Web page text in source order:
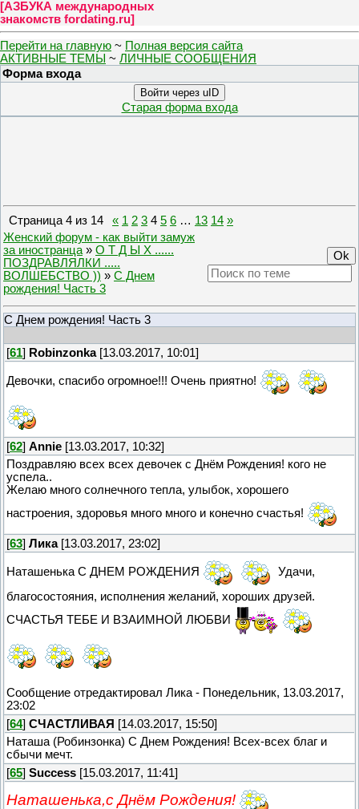
[АЗБУКА международных
знакомств fordating.ru]
Перейти на главную ~ Полная версия сайта
АКТИВНЫЕ ТЕМЫ ~ ЛИЧНЫЕ СООБЩЕНИЯ
Форма входа
Войти через uID
Старая форма входа
Страница4 из 14 « 1 2 3 4 5 6 … 13 14 »
Женский форум - как выйти замуж
за иностранца » О Т Д Ы Х ......
ПОЗДРАВЛЯЛКИ .....
ВОЛШЕБСТВО )) » С Днем
рождения! Часть 3
С Днем рождения! Часть 3
[61] Robinzonka[13.03.2017, 10:01]
Девочки, спасибо огромное!!! Очень приятно!
[62] Annie [13.03.2017, 10:32]
Поздравляю всех всех девочек с Днём Рождения! кого не
успела..
Желаю много солнечного тепла, улыбок, хорошего
настроения, здоровья много много и конечно счастья!
[63] Лика[13.03.2017, 23:02]
Наташенька С ДНЕМ РОЖДЕНИЯ
Удачи,
благосостояния, исполнения желаний, хороших друзей.
СЧАСТЬЯ ТЕБЕ И ВЗАИМНОЙ ЛЮБВИ
Сообщение отредактировал Лика - Понедельник, 13.03.2017,
23:02
[64] СЧАСТЛИВАЯ [14.03.2017, 15:50]
Наташа (Робинзонка) С Днем Рождения! Всех-всех благ и
сбычи мечт.
[65] Success [15.03.2017, 11:41]
Наташенька,с Днём Рождения!